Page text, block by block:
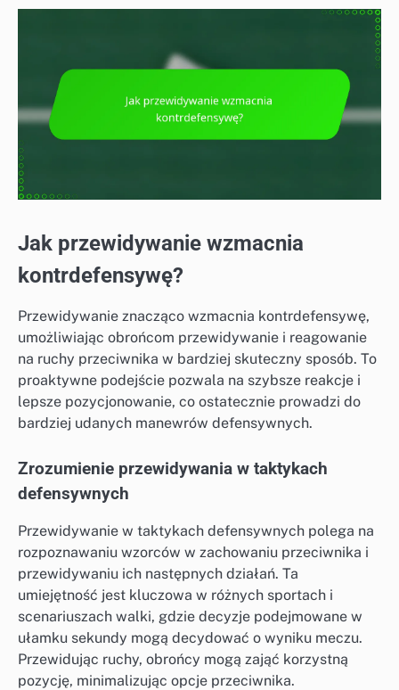
Jak przewidywanie wzmacnia
kontrdefensywę?
Przewidywanie znacząco wzmacnia kontrdefensywę,
umożliwiając obrońcom przewidywanie i reagowanie
na ruchy przeciwnika w bardziej skuteczny sposób. To
proaktywne podejście pozwala na szybsze reakcje i
lepsze pozycjonowanie, co ostatecznie prowadzi do
bardziej udanych manewrów defensywnych.
Zrozumienie przewidywania w taktykach
defensywnych
Przewidywanie w taktykach defensywnych polega na
rozpoznawaniu wzorców w zachowaniu przeciwnika i
przewidywaniu ich następnych działań. Ta
umiejętność jest kluczowa w różnych sportach i
scenariuszach walki, gdzie decyzje podejmowane w
ułamku sekundy mogą decydować o wyniku meczu.
Przewidując ruchy, obrońcy mogą zająć korzystną
pozycję, minimalizując opcje przeciwnika.